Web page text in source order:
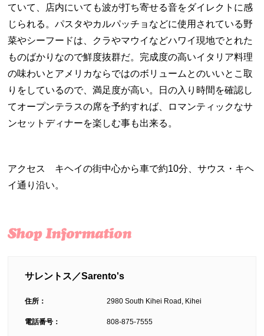
ていて、店内にいても波が打ち寄せる音をダイレクトに感
じられる。パスタやカルパッチョなどに使用されている野
菜やシーフードは、クラやマウイなどハワイ現地でとれた
ものばかりなので鮮度抜群だ。完成度の高いイタリア料理
の味わいとアメリカならではのボリュームとのいいとこ取
りをしているので、満足度が高い。日の入り時間を確認し
てオープンテラスの席を予約すれば、ロマンティックなサ
ンセットディナーを楽しむ事も出来る。
アクセス キヘイの街中心から車で約10分、サウス・キヘ
イ通り沿い。
サレントス／Sarento's
住所： 2980 South Kihei Road, Kihei
電話番号： 808-875-7555